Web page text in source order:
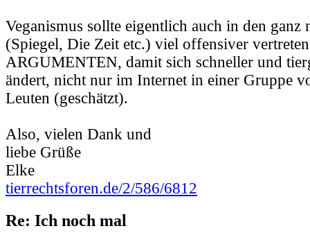
Veganismus sollte eigentlich auch in den ganz
(Spiegel, Die Zeit etc.) viel offensiver
ARGUMENTEN, damit sich schneller und
ändert, nicht nur im Internet in einer Gruppe
Leuten (geschätzt).
Also, vielen Dank und
liebe Grüße
Elke
tierrechtsforen.de/2/586/6812
Re: Ich noch mal